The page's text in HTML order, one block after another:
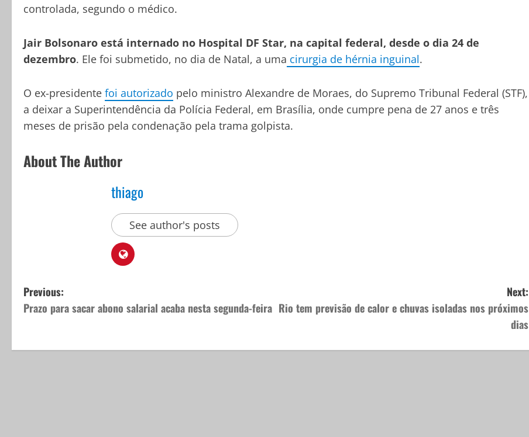
controlada, segundo o médico.
Jair Bolsonaro está internado no Hospital DF Star, na capital federal, desde o dia 24 de
dezembro. Ele foi submetido, no dia de Natal, a uma cirurgia de hérnia inguinal.
O ex-presidente foi autorizado pelo ministro Alexandre de Moraes, do Supremo Tribunal Federal (STF),
a deixar a Superintendência da Polícia Federal, em Brasília, onde cumpre pena de 27 anos e três
meses de prisão pela condenação pela trama golpista.
About The Author
thiago
See author's posts
P
o
s
Previous:
Prazo para sacar abono salarial acaba nesta segunda-feira
Next:
Rio tem previsão de calor e chuvas isoladas nos próximos
dias